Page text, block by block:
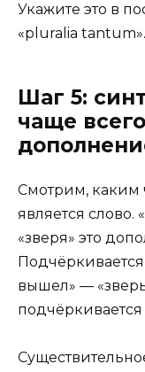
Укажите это в
«pluralia tantum».
Шаг 5:
чаще
Смотрим, каким
является
«зверя» это
вышел» —